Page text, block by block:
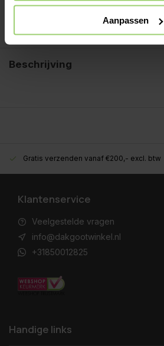
Aanpassen
Betaal achteraf, geen aanbetaling!
Meer dan 10 jaar tevreden shoppers!
Beschrijving
Gratis verzenden vanaf €200,- excl. btw
Klantenservice
Veelgestelde vragen
info@dakgootwinkel.nl
+31850012825
Handige links